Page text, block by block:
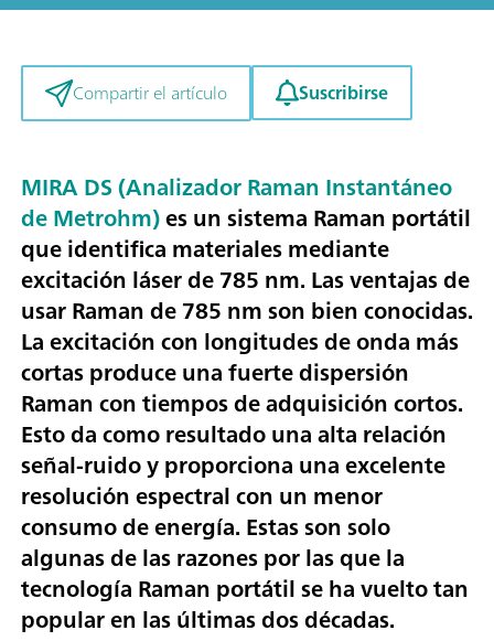
Compartir el artículo Suscribirse
MIRA DS (Analizador Raman Instantáneo
de Metrohm)es un sistema Raman portátil
que identifica materiales mediante
excitación láser de 785 nm. Las ventajas de
usar Raman de 785 nm son bien conocidas.
La excitación con longitudes de onda más
cortas produce una fuerte dispersión
Raman con tiempos de adquisición cortos.
Esto da como resultado una alta relación
señal-ruido y proporciona una excelente
resolución espectral con un menor
consumo de energía. Estas son solo
algunas de las razones por las que la
tecnología Raman portátil se ha vuelto tan
popular en las últimas dos décadas.